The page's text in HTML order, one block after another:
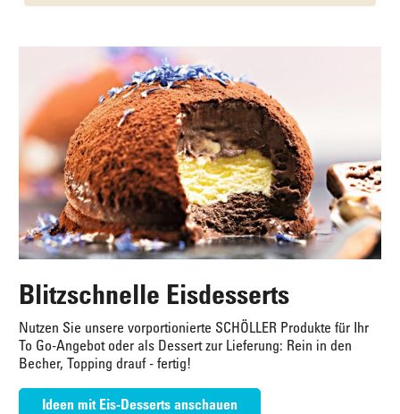
Blitzschnelle Eisdesserts
Nutzen Sie unsere vorportionierte SCHÖLLER Produkte für Ihr
To Go-Angebot oder als Dessert zur Lieferung: Rein in den
Becher, Topping drauf - fertig!
Ideen mit Eis-Desserts anschauen